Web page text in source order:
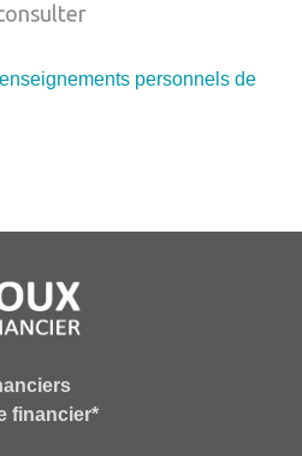
personnels de
financier*